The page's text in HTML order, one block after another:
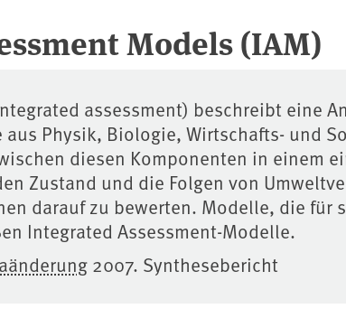
Models (IAM)
assessment) beschreibt eine
Physik, Biologie, Wirtschafts- und
diesen Komponenten in einem
Zustand und die Folgen von
darauf zu bewerten. Modelle, die für
Integrated Assessment-Modelle.
2007. Synthesebericht